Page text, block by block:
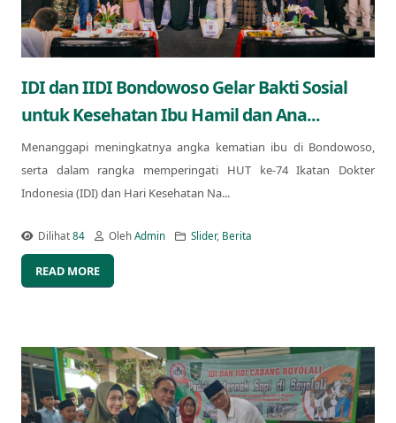
IDI dan IIDI Bondowoso Gelar Bakti Sosial
untuk Kesehatan Ibu Hamil dan Ana...
Menanggapi meningkatnya angka kematian ibu di Bondowoso,
serta dalam rangka memperingati HUT ke-74 Ikatan Dokter
Indonesia (IDI) dan Hari Kesehatan Na...
Dilihat84 OlehAdmin Slider, Berita
READ MORE